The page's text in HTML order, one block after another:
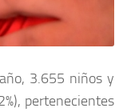
3.655 niños y
pertenecientes